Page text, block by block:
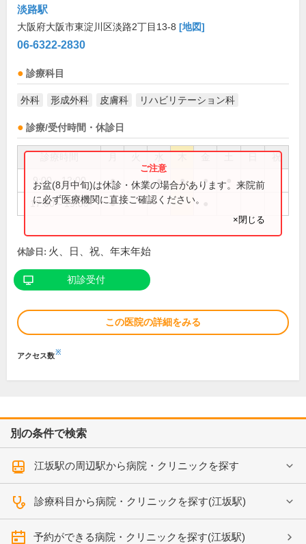
淡路駅
大阪府大阪市東淀川区淡路2丁目13-8 [地図]
06-6322-2830
診療科目
外科 形成外科 皮膚科 リハビリテーション科
診療/受付時間・休診日
祝
9:00～12:00 ● ● ● ●
17:00～19:00 ●
お盆(8月中旬)は休診・休業の場合があります。来院前
に必ず医療機関に直接ご確認ください。
×閉じる
休診日: 火、日、祝、年末年始
初診受付
この医院の詳細をみる
アクセス数※
別の条件で検索
江坂駅の周辺駅から病院・クリニックを探す
診療科目から病院・クリニックを探す(江坂駅)
予約ができる病院・クリニックを探す(江坂駅)